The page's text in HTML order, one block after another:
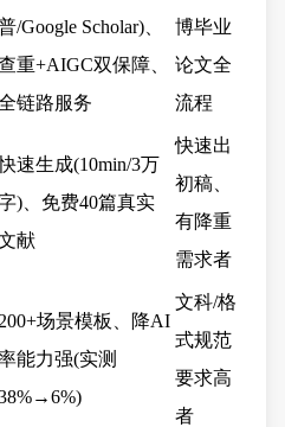
/Google Scholar)、
重+AIGC双保障、
链路服务
博毕业
论文全
流程
速生成(10min/3万
)、免费40篇真实
献
快速出
初稿、
有降重
需求者
200+场景模板、降AI
能力强(实测
文科/格
式规范
要求高
者